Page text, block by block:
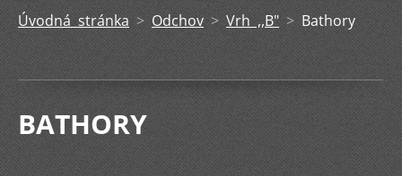
Úvodná stránka > Odchov > Vrh ,,B" > Bathory
BATHORY